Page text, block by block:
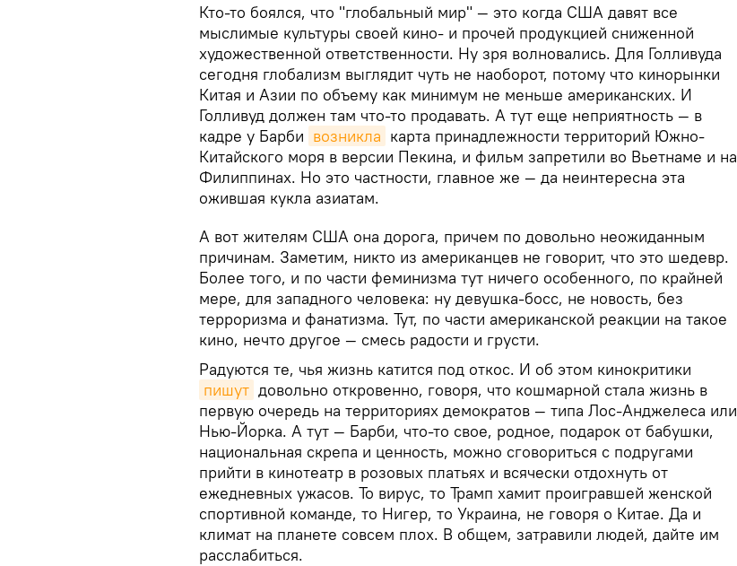
Кто-то боялся, что "глобальный мир" — это когда США давят все
мыслимые культуры своей кино- и прочей продукцией сниженной
художественной ответственности. Ну зря волновались. Для Голливуда
сегодня глобализм выглядит чуть не наоборот, потому что кинорынки
Китая и Азии по объему как минимум не меньше американских. И
Голливуд должен там что-то продавать. А тут еще неприятность — в
кадре у Барби возникла карта принадлежности территорий Южно-
Китайского моря в версии Пекина, и фильм запретили во Вьетнаме и на
Филиппинах. Но это частности, главное же — да неинтересна эта
ожившая кукла азиатам.
А вот жителям США она дорога, причем по довольно неожиданным
причинам. Заметим, никто из американцев не говорит, что это шедевр.
Более того, и по части феминизма тут ничего особенного, по крайней
мере, для западного человека: ну девушка-босс, не новость, без
терроризма и фанатизма. Тут, по части американской реакции на такое
кино, нечто другое — смесь радости и грусти.
Радуются те, чья жизнь катится под откос. И об этом кинокритики
пишут довольно откровенно, говоря, что кошмарной стала жизнь в
первую очередь на территориях демократов — типа Лос-Анджелеса или
Нью-Йорка. А тут — Барби, что-то свое, родное, подарок от бабушки,
национальная скрепа и ценность, можно сговориться с подругами
прийти в кинотеатр в розовых платьях и всячески отдохнуть от
ежедневных ужасов. То вирус, то Трамп хамит проигравшей женской
спортивной команде, то Нигер, то Украина, не говоря о Китае. Да и
климат на планете совсем плох. В общем, затравили людей, дайте им
расслабиться.